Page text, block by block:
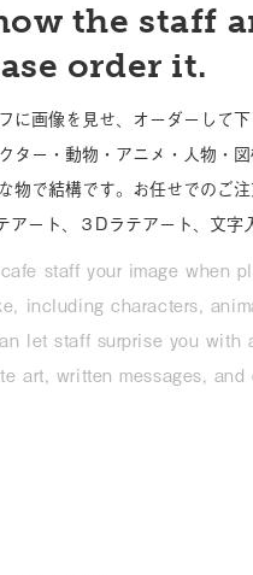
the staff
order it.
に画像を見せ、オーダーして下
ター・動物・アニメ・人物・図
物で結構です。お任せでのご注
アート、３Dラテアート、文
staff your image when
including characters,
let staff surprise you
art, written messages, and